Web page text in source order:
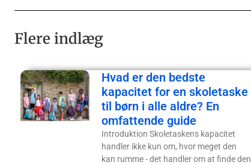
Flere indlæg
Hvad er den bedste
kapacitet for en skoletaske
til børn i alle aldre? En
omfattende guide
Introduktion Skoletaskens kapacitet
handler ikke kun om, hvor meget den
kan rumme - det handler om at finde den